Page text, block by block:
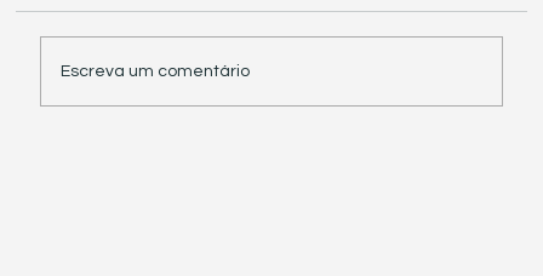
Escreva um comentário